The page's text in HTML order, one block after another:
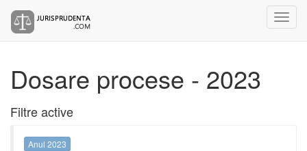
Dosare procese - 2023
Filtre active
Anul 2023